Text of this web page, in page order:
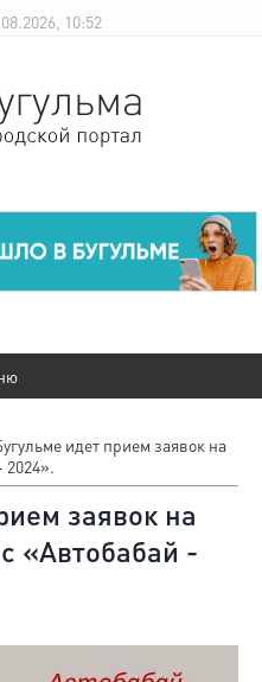
10:52
идет прием заявок на
2024».
заявок на
«Автобабай -